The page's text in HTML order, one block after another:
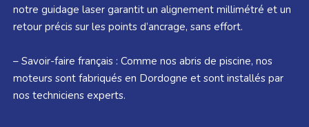
notre guidage laser garantit un alignement millimétré et un
retour précis sur les points d’ancrage, sans effort.
– Savoir-faire français : Comme nos abris de piscine, nos
moteurs sont fabriqués en Dordogne et sont installés par
nos techniciens experts.